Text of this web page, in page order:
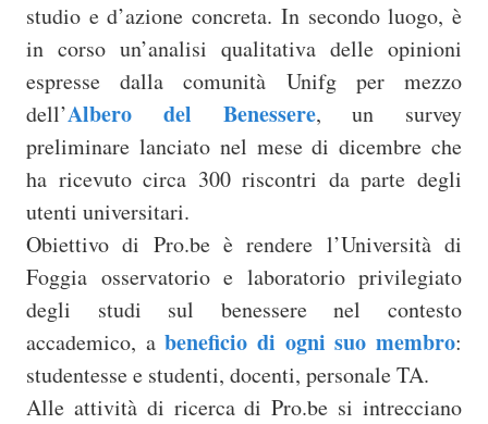
studio e d’azione concreta. In secondo luogo, è
in corso un’analisi qualitativa delle opinioni
espresse dalla comunità Unifg per mezzo
dell’Albero del Benessere, un survey
preliminare lanciato nel mese di dicembre che
ha ricevuto circa 300 riscontri da parte degli
utenti universitari.
Obiettivo di Pro.be è rendere l’Università di
Foggia osservatorio e laboratorio privilegiato
degli studi sul benessere nel contesto
accademico, abeneficio di ogni suo membro:
studentesse e studenti, docenti, personale TA.
Alle attività di ricerca di Pro.be si intrecciano